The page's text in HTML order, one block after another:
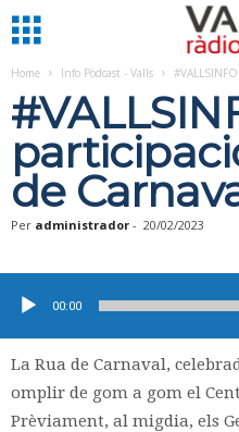
Home Info Pòdcast - Valls
de
Per administrador - 20/02/2023
d'àudio
00:00
La Rua de Carnaval,
omplir de gom a gom el
Prèviament, al migdia, els